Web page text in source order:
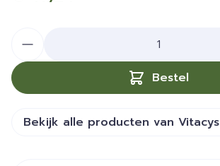
Bestel
Bekijk alle producten van Vitacys